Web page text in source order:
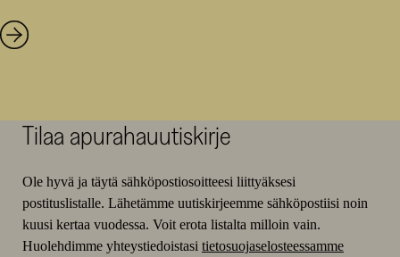
Tilaa apurahauutiskirje
Ole hyvä ja täytä sähköpostiosoitteesi liittyäksesi
postituslistalle. Lähetämme uutiskirjeemme sähköpostiisi noin
kuusi kertaa vuodessa. Voit erota listalta milloin vain.
Huolehdimme yhteystiedoistasi tietosuojaselosteessamme